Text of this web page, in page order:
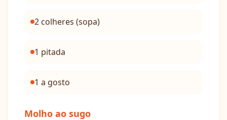
2 colheres (sopa)
1 pitada
1 a gosto
Molho ao sugo